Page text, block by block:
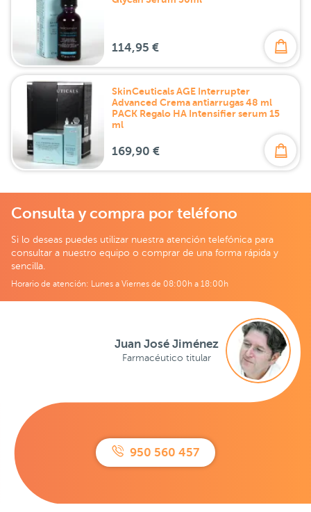
114,95 €
SkinCeuticals AGE Interrupter
Advanced Crema antiarrugas 48 ml
PACK Regalo HA Intensifier serum 15
ml
169,90 €
Consulta y compra por teléfono
Si lo deseas puedes utilizar nuestra atención telefónica para
consultar a nuestro equipo o comprar de una forma rápida y
sencilla.
Horario de atención: Lunes a Viernes de 08:00h a 18:00h
950 560 457
Juan José Jiménez
Farmacéutico titular